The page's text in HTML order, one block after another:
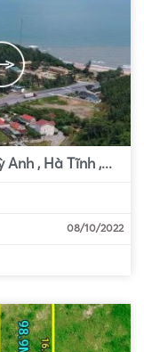
Anh , Hà Tĩnh ,...
08/10/2022